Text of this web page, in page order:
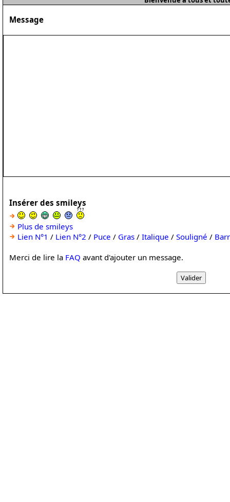
Message
Insérer des smileys
Plus de smileys
Lien N°1 / Lien N°2 / Puce / Gras / Italique / Souligné /
Merci de lire la FAQ avant d'ajouter un message.